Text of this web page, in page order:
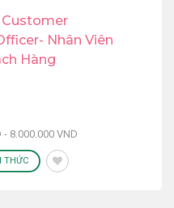
Nhân Viên
Hàng
- 8.000.000 VND
THỨC